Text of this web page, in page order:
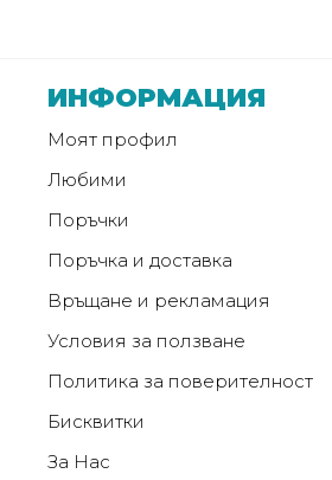
ИНФОРМАЦИЯ
Моят профил
Любими
Поръчки
Поръчка и доставка
Връщане и рекламация
Условия за ползване
Политика за поверителност
Бисквитки
За Нас